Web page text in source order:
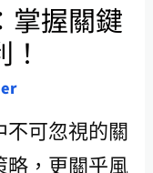
掌握關鍵
不可忽視的關
略，更關乎風